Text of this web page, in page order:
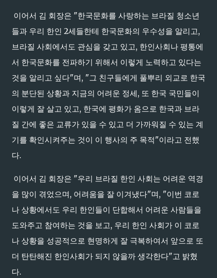
이어서 김 회장은 "한국문화를 사랑하는 브라질 청소년
들과 우리 한인 2세들한테 한국문화의 우수성을 알리고,
브라질 사회에서도 관심을 갖고 있고, 한인사회나 평통에
서 한국문화를 전파하기 위해서 이렇게 노력하고 있다는
것을 알리고 싶다"며, "그 친구들에게 풀뿌리 외교로 한국
의 분단된 상황과 지금의 어려운 정세, 또 한국 국민들이
이렇게 잘 살고 있고, 한국에 평화가 옴으로 한국과 브라
질 간에 좋은 교류가 있을 수 있고 더 가까워질 수 있는 계
기를 확인시켜주는 것이 이 행사의 주 목적"이라고 전했
다.
이어서 김 회장은 "우리 브라질 한인 사회는 어려운 역경
을 많이 겪었으며, 어려움을 잘 이겨냈다"며, "이번 코로
나 상황에서도 우리 한인들이 단합해서 어려운 사람들을
도와주고 참여하는 것을 보고, 우리 한인 사회가 이 코로
나 상황을 성공적으로 현명하게 잘 극복하여서 앞으로 또
더 탄탄해진 한인사회가 되지 않을까 생각한다"고 밝혔
다.